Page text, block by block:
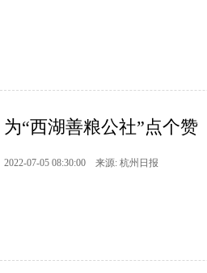
为“西湖善粮公社”点个赞
2022-07-05 08:30:00 来源: 杭州日报